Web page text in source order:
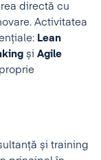
directă cu
Activitatea
Lean
și Agile
și training